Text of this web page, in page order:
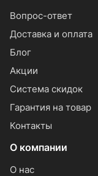
Вопрос-ответ
Доставка и оплата
Блог
Акции
Система скидок
Гарантия на товар
Контакты
О компании
О нас